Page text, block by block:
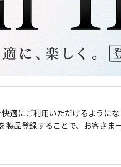
適にご利用いただけるようにな
品登録することで、お客さま